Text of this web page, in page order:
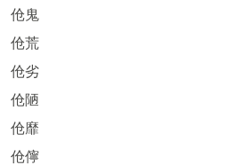
伧鬼
伧荒
伧劣
伧陋
伧靡
伧儜